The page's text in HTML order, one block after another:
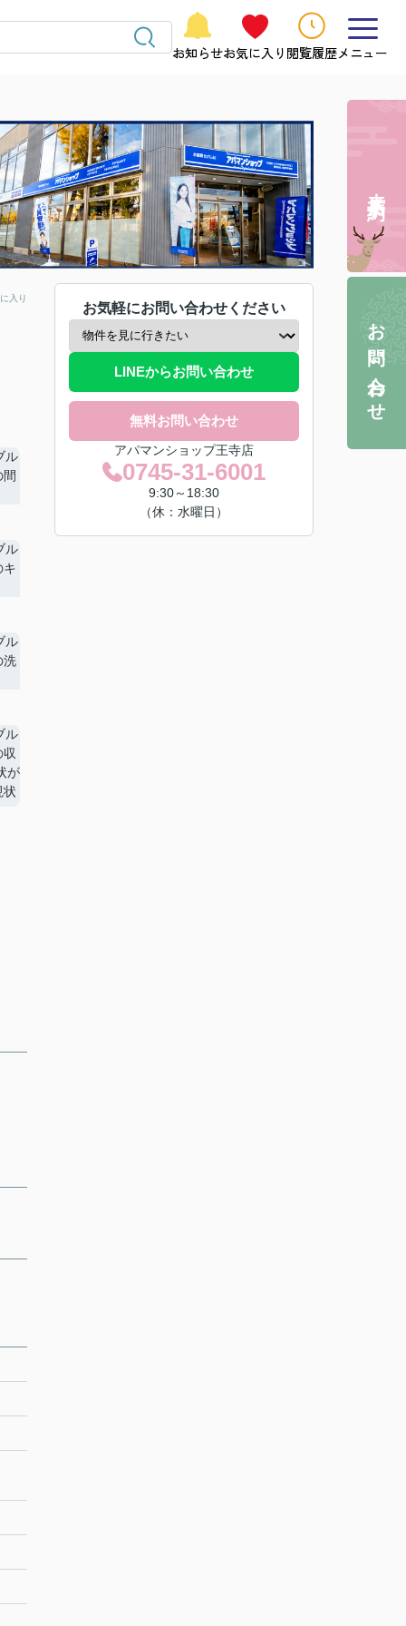
お知らせお気に入り 閲覧履歴メニュー
入り
お気軽にお問い合わせください
LINEからお問い合わせ
無料お問い合わせ
アパマンショップ王寺店
0745-31-6001
9:30～18:30
（休：水曜日）
お問い合わせ